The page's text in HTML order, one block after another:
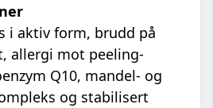
i aktiv form, brudd på
allergi mot peeling-
Q10, mandel- og
og stabilisert